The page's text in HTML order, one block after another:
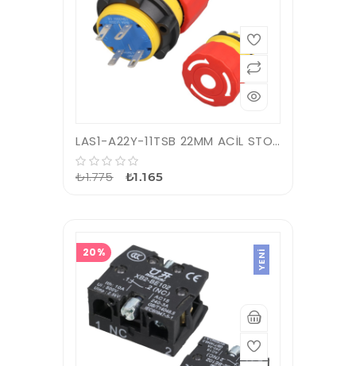
LAS1-A22Y-11TSB 22MM ACİL STOP BAS ÇEVİR 4P 1NO/1NC
₺1.775 ₺1.165
20% YENI